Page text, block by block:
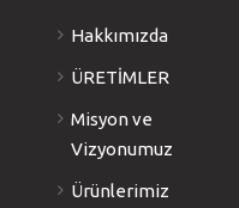
Hakkımızda
ÜRETİMLER
Misyon ve
Vizyonumuz
Ürünlerimiz